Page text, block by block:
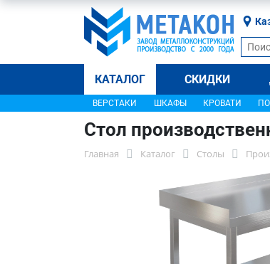
КАТАЛОГ СКИДКИ
ВЕРСТАКИ ШКАФЫ КРОВАТИ
Стол
Главная Каталог Столы